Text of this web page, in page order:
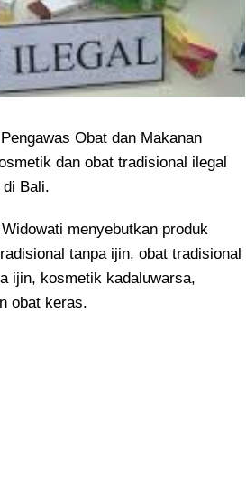
Obat dan Makanan
dan obat tradisional ilegal
Bali.
menyebutkan produk
tanpa ijin, obat tradisional
ijin, kosmetik kadaluwarsa,
obat keras.